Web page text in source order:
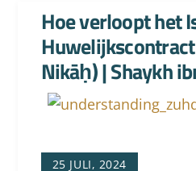
25 JULI, 2024
Hoe verloopt het
Huwelijkscontract
Nikāḥ) | Shaykh